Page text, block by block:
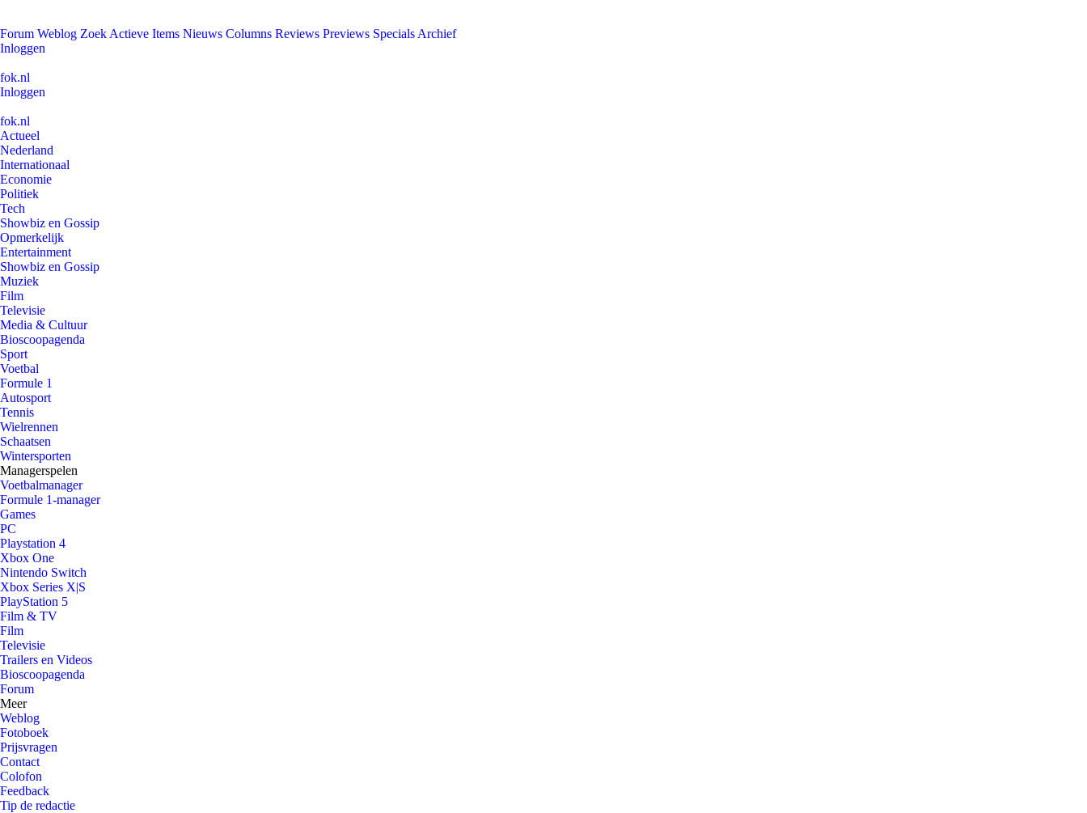
Forum Weblog Zoek Actieve Items Nieuws Columns Reviews Previews Specials Archief
Inloggen
fok.nl
Inloggen
fok.nl
Actueel
Nederland
Internationaal
Economie
Politiek
Tech
Showbiz en Gossip
Opmerkelijk
Entertainment
Showbiz en Gossip
Muziek
Film
Televisie
Media & Cultuur
Bioscoopagenda
Sport
Voetbal
Formule 1
Autosport
Tennis
Wielrennen
Schaatsen
Wintersporten
Managerspelen
Voetbalmanager
Formule 1-manager
Games
PC
Playstation 4
Xbox One
Nintendo Switch
Xbox Series X|S
PlayStation 5
Film & TV
Film
Televisie
Trailers en Videos
Bioscoopagenda
Forum
Meer
Weblog
Fotoboek
Prijsvragen
Contact
Colofon
Feedback
Tip de redactie